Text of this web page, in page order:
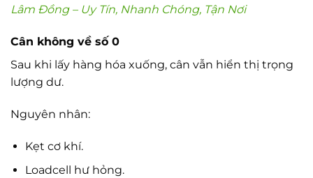
Lâm Đồng – Uy Tín, Nhanh Chóng, Tận Nơi
Cân không về số 0
Sau khi lấy hàng hóa xuống, cân vẫn hiển thị trọng
lượng dư.
Nguyên nhân:
Kẹt cơ khí.
Loadcell hư hỏng.